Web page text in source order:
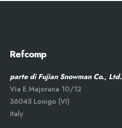
Refcomp
parte di Fujian Snowman Co., Ltd.
Via E.Majorana 10/12
36045 Lonigo (VI)
Italy